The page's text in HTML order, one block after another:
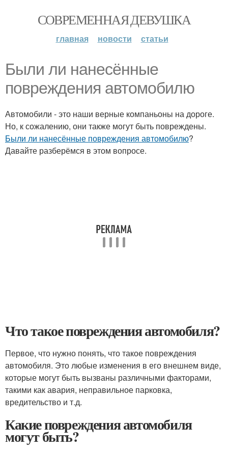
СОВРЕМЕННАЯ ДЕВУШКА
главная новости статьи
Были ли нанесённые
повреждения автомобилю
Автомобили - это наши верные компаньоны на дороге.
Но, к сожалению, они также могут быть повреждены.
Были ли нанесённые повреждения автомобилю?
Давайте разберёмся в этом вопросе.
Что такое повреждения автомобиля?
Первое, что нужно понять, что такое повреждения
автомобиля. Это любые изменения в его внешнем виде,
которые могут быть вызваны различными факторами,
такими как авария, неправильное парковка,
вредительство и т.д.
Какие повреждения автомобиля
могут быть?